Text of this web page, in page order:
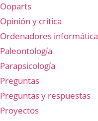
Ooparts
Opinión y crítica
Ordenadores informática
Paleontología
Parapsicología
Preguntas
Preguntas y respuestas
Proyectos